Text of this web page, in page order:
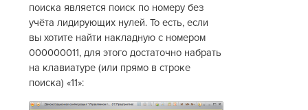
поиска является поиск по номеру без
учёта лидирующих нулей. То есть, если
вы хотите найти накладную с номером
000000011, для этого достаточно набрать
на клавиатуре (или прямо в строке
поиска) «11»: